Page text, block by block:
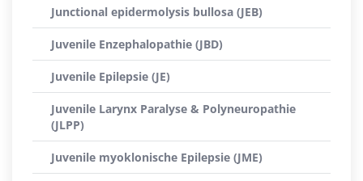
Junctional epidermolysis bullosa (JEB)
Juvenile Enzephalopathie (JBD)
Juvenile Epilepsie (JE)
Juvenile Larynx Paralyse & Polyneuropathie
(JLPP)
Juvenile myoklonische Epilepsie (JME)